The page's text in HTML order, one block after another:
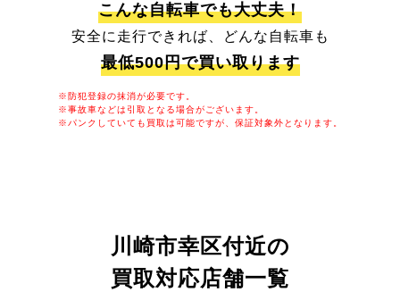
こんな自転車でも大丈夫！
安全に走行できれば、どんな自転車も
最低500円で買い取ります
※防犯登録の抹消が必要です。
※事故車などは引取となる場合がございます。
※パンクしていても買取は可能ですが、保証対象外となります。
川崎市幸区付近の
買取対応店舗一覧